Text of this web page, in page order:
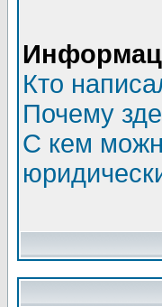
Кто
Почему
С кем